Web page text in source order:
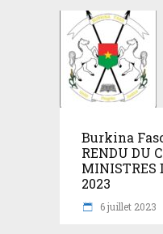
Burkina
RENDU DU
MINISTRES
2023
6 juillet 2023